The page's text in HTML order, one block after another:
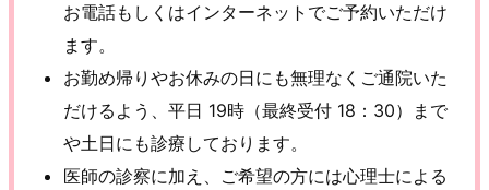
お電話もしくはインターネットでご予約いただけ
ます。
お勤め帰りやお休みの日にも無理なくご通院いた
だけるよう、平日 19時（最終受付 18：30）まで
や土日にも診療しております。
医師の診察に加え、ご希望の方には心理士による